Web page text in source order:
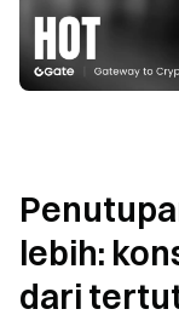
lebih:
dari